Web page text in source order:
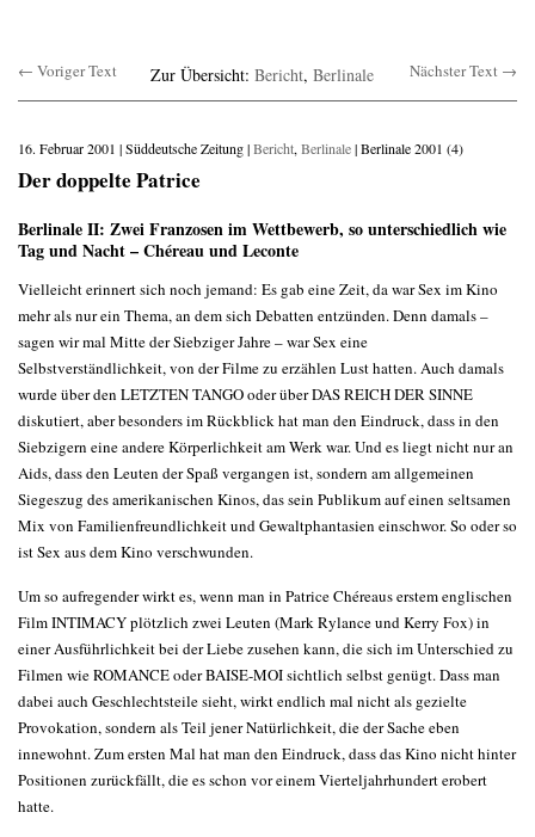
← Voriger Text Zur Übersicht: Bericht, Berlinale Nächster Text →
16. Februar 2001 | Süddeutsche Zeitung |Bericht, Berlinale| Berlinale 2001 (4)
Der doppelte Patrice
Berlinale II: Zwei Franzosen im Wettbewerb, so unterschiedlich wie
Tag und Nacht – Chéreau und Leconte
Vielleicht erinnert sich noch jemand: Es gab eine Zeit, da war Sex im Kino
mehr als nur ein Thema, an dem sich Debatten entzünden. Denn damals –
sagen wir mal Mitte der Siebziger Jahre – war Sex eine
Selbstverständlichkeit, von der Filme zu erzählen Lust hatten. Auch damals
wurde über den LETZTEN TANGO oder über DAS REICH DER SINNE
diskutiert, aber besonders im Rückblick hat man den Eindruck, dass in den
Siebzigern eine andere Körperlichkeit am Werk war. Und es liegt nicht nur an
Aids, dass den Leuten der Spaß vergangen ist, sondern am allgemeinen
Siegeszug des amerikanischen Kinos, das sein Publikum auf einen seltsamen
Mix von Familienfreundlichkeit und Gewaltphantasien einschwor. So oder so
ist Sex aus dem Kino verschwunden.
Um so aufregender wirkt es, wenn man in Patrice Chéreaus erstem englischen
Film INTIMACY plötzlich zwei Leuten (Mark Rylance und Kerry Fox) in
einer Ausführlichkeit bei der Liebe zusehen kann, die sich im Unterschied zu
Filmen wie ROMANCE oder BAISE-MOI sichtlich selbst genügt. Dass man
dabei auch Geschlechtsteile sieht, wirkt endlich mal nicht als gezielte
Provokation, sondern als Teil jener Natürlichkeit, die der Sache eben
innewohnt. Zum ersten Mal hat man den Eindruck, dass das Kino nicht hinter
Positionen zurückfällt, die es schon vor einem Vierteljahrhundert erobert
hatte.